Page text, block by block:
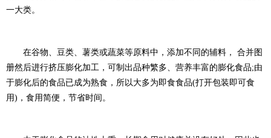
一大类。
在谷物、豆类、薯类或蔬菜等原料中，添加不同的辅料， 合并图
册然后进行挤压膨化加工，可制出品种繁多、营养丰富的膨化食品;由
于膨化后的食品已成为熟食，所以大多为即食食品(打开包装即可食
用)，食用简便，节省时间。